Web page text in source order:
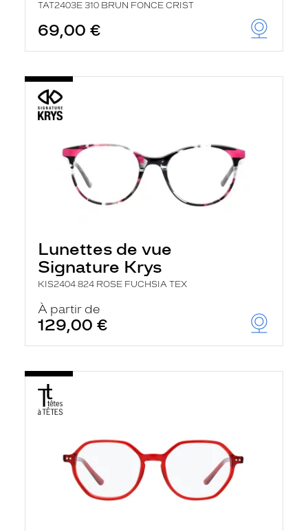
TAT2403E 310 BRUN FONCE CRIST
69,00 €
Lunettes de vue
Signature Krys
KIS2404 824 ROSE FUCHSIA TEX
À partir de
129,00 €